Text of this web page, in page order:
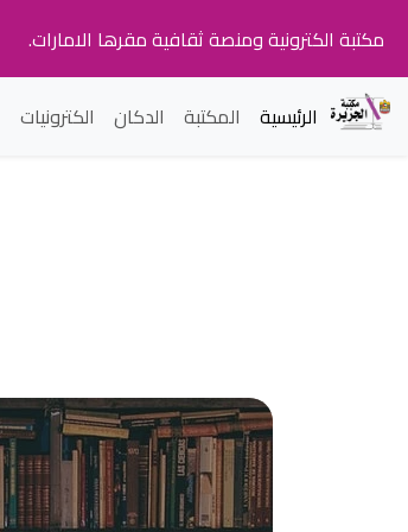
مكتبة الكترونية ومنصة ثقافية مقرها الامارات.
الرئيسية المكتبة الدكان الكترونيات